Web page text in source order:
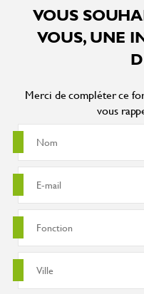
VOUS
VOUS, UNE
Merci de compléter ce
vous